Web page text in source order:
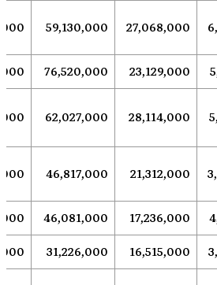
27,068,000
59,130,000
23,129,000
76,520,000
28,114,000
62,027,000
21,312,000
46,817,000
17,236,000
46,081,000
16,515,000
31,226,000